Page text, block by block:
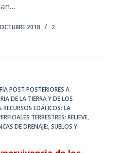
2018
2
POST POSTERIORES A
DE LA TIERRA Y DE LOS
RECURSOS EDÁFICOS: LA
TERRESTRES: RELIEVE,
DE DRENAJE:,SUELOS Y